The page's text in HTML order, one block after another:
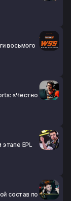
восьмого
«Честно
EPL
состав по